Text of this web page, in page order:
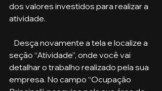
dos valores investidos para realizar a
atividade.
seção “Atividade”, onde você vai
detalhar o trabalho realizado pela sua
empresa. No campo “Ocupação